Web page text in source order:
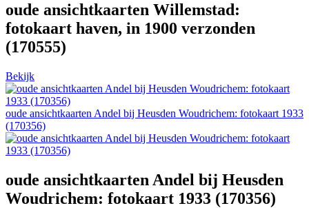
oude ansichtkaarten Willemstad:
fotokaart haven, in 1900 verzonden
(170555)
Bekijk
oude ansichtkaarten Andel bij Heusden Woudrichem: fotokaart 1933
(170356)
oude ansichtkaarten Andel bij Heusden
Woudrichem: fotokaart 1933 (170356)